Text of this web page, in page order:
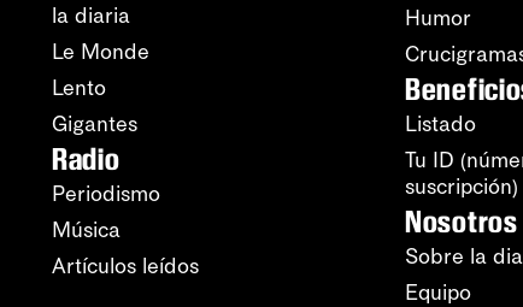
la diaria
Le Monde
Lento
Gigantes
Radio
Periodismo
Música
Artículos leídos
Humor
Listado
Tu ID
suscripción)
Nosotros
Sobre la
Equipo